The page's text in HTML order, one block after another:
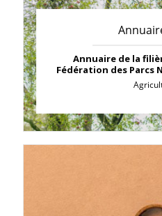
Annuaire de la
Fédération des Parcs